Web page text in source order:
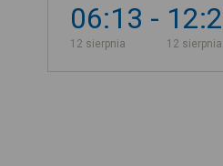
06:13
12 sierpnia 12 sierpnia